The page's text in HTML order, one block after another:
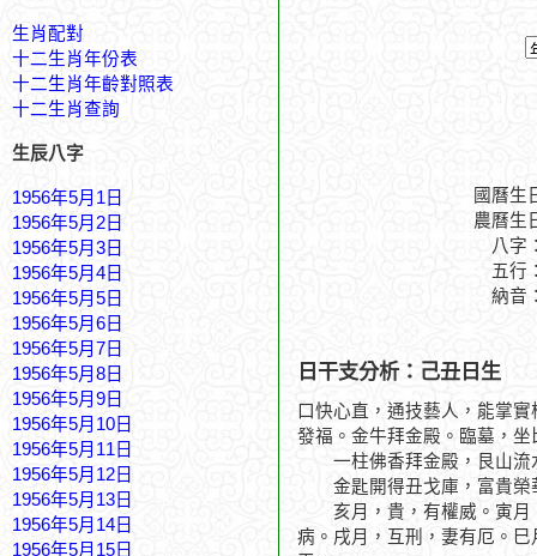
生肖配對
十二生肖年份表
十二生肖年齡對照表
十二生肖查詢
生辰八字
1956年5月1日
1956年5月2日
1956年5月3日
1956年5月4日
1956年5月5日
1956年5月6日
1956年5月7日
1956年5月8日
1956年5月9日
1956年5月10日
1956年5月11日
1956年5月12日
1956年5月13日
1956年5月14日
1956年5月15日
國曆生
農曆生
八字
五行
納音
日干支分析：己丑日生
口快心直，通技藝人，能掌
發福。金牛拜金殿。臨墓，
一柱佛香拜金殿，艮山流
金匙開得丑戈庫，富貴榮
亥月，貴，有權威。寅月
病。戌月，互刑，妻有厄。